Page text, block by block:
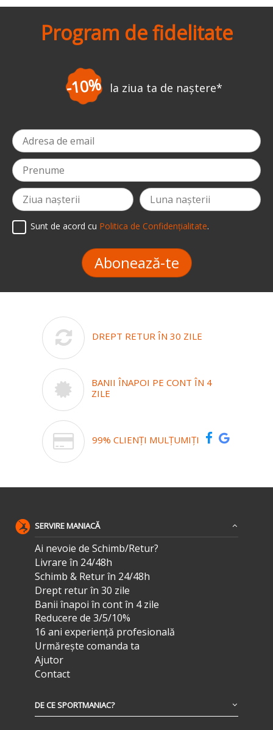
Program de fidelitate
-10% la ziua ta de naștere*
Sunt de acord cu Politica de Confidențialitate.
Abonează-te
DREPT RETUR ÎN 30 ZILE
BANII ÎNAPOI PE CONT ÎN 4
ZILE
99% CLIENȚI MULȚUMIȚI
SERVIRE MANIACĂ
Ai nevoie de Schimb/Retur?
Livrare în 24/48h
Schimb & Retur în 24/48h
Drept retur în 30 zile
Banii înapoi în cont în 4 zile
Reducere de 3/5/10%
16 ani experiență profesională
Urmărește comanda ta
Ajutor
Contact
DE CE SPORTMANIAC?